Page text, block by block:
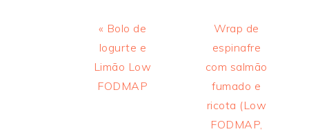
Previous
Post:
« Bolo de
Iogurte e
Limão Low
FODMAP
Next
Post:
Wrap de
espinafre
com salmão
fumado e
ricota (Low
FODMAP,